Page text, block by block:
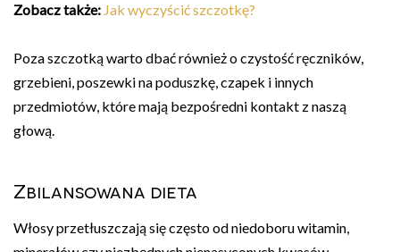
Zobacz także: Jak wyczyścić szczotkę?
Poza szczotką warto dbać również o czystość ręczników,
grzebieni, poszewki na poduszkę, czapek i innych
przedmiotów, które mają bezpośredni kontakt z naszą
głową.
Zbilansowana dieta
Włosy przetłuszczają się często od niedoboru witamin,